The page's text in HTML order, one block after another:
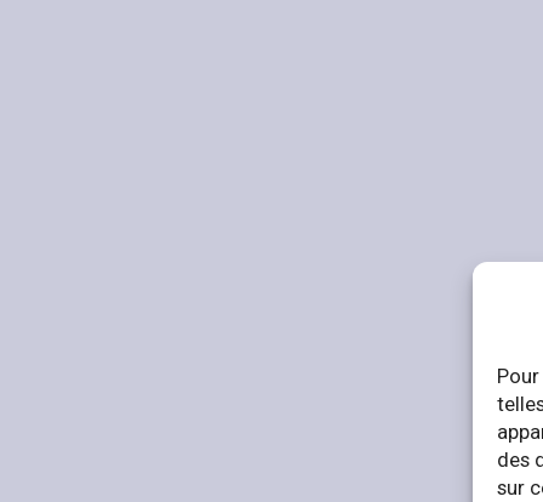
des
sur